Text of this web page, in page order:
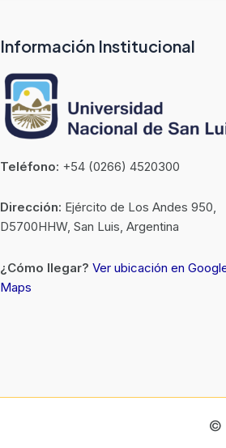
Información Institucional
Teléfono: +54 (0266) 4520300
Dirección: Ejército de Los Andes 950,
D5700HHW, San Luis, Argentina
¿Cómo llegar? Ver ubicación en
Maps
©